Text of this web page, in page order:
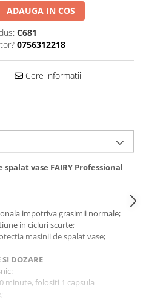
ADAUGA IN COS
C681
0756312218
Cere informatii
vase FAIRY Professional
impotriva grasimii normale;
in cicluri scurte;
masinii de spalat vase;
DOZARE
minute, folositi 1 capsula